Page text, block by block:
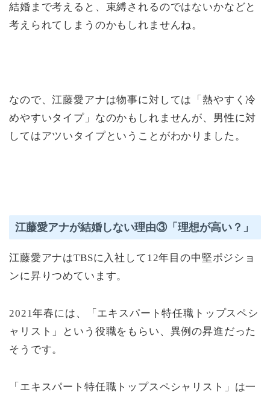
結婚まで考えると、束縛されるのではないかなどと
考えられてしまうのかもしれませんね。
なので、江藤愛アナは物事に対しては「熱やすく冷
めやすいタイプ」なのかもしれませんが、男性に対
してはアツいタイプということがわかりました。
江藤愛アナが結婚しない理由③「理想が高い？」
江藤愛アナはTBSに入社して12年目の中堅ポジショ
ンに昇りつめています。
2021年春には、「エキスパート特任職トップスペシ
ャリスト」という役職をもらい、異例の昇進だった
そうです。
「エキスパート特任職トップスペシャリスト」は一